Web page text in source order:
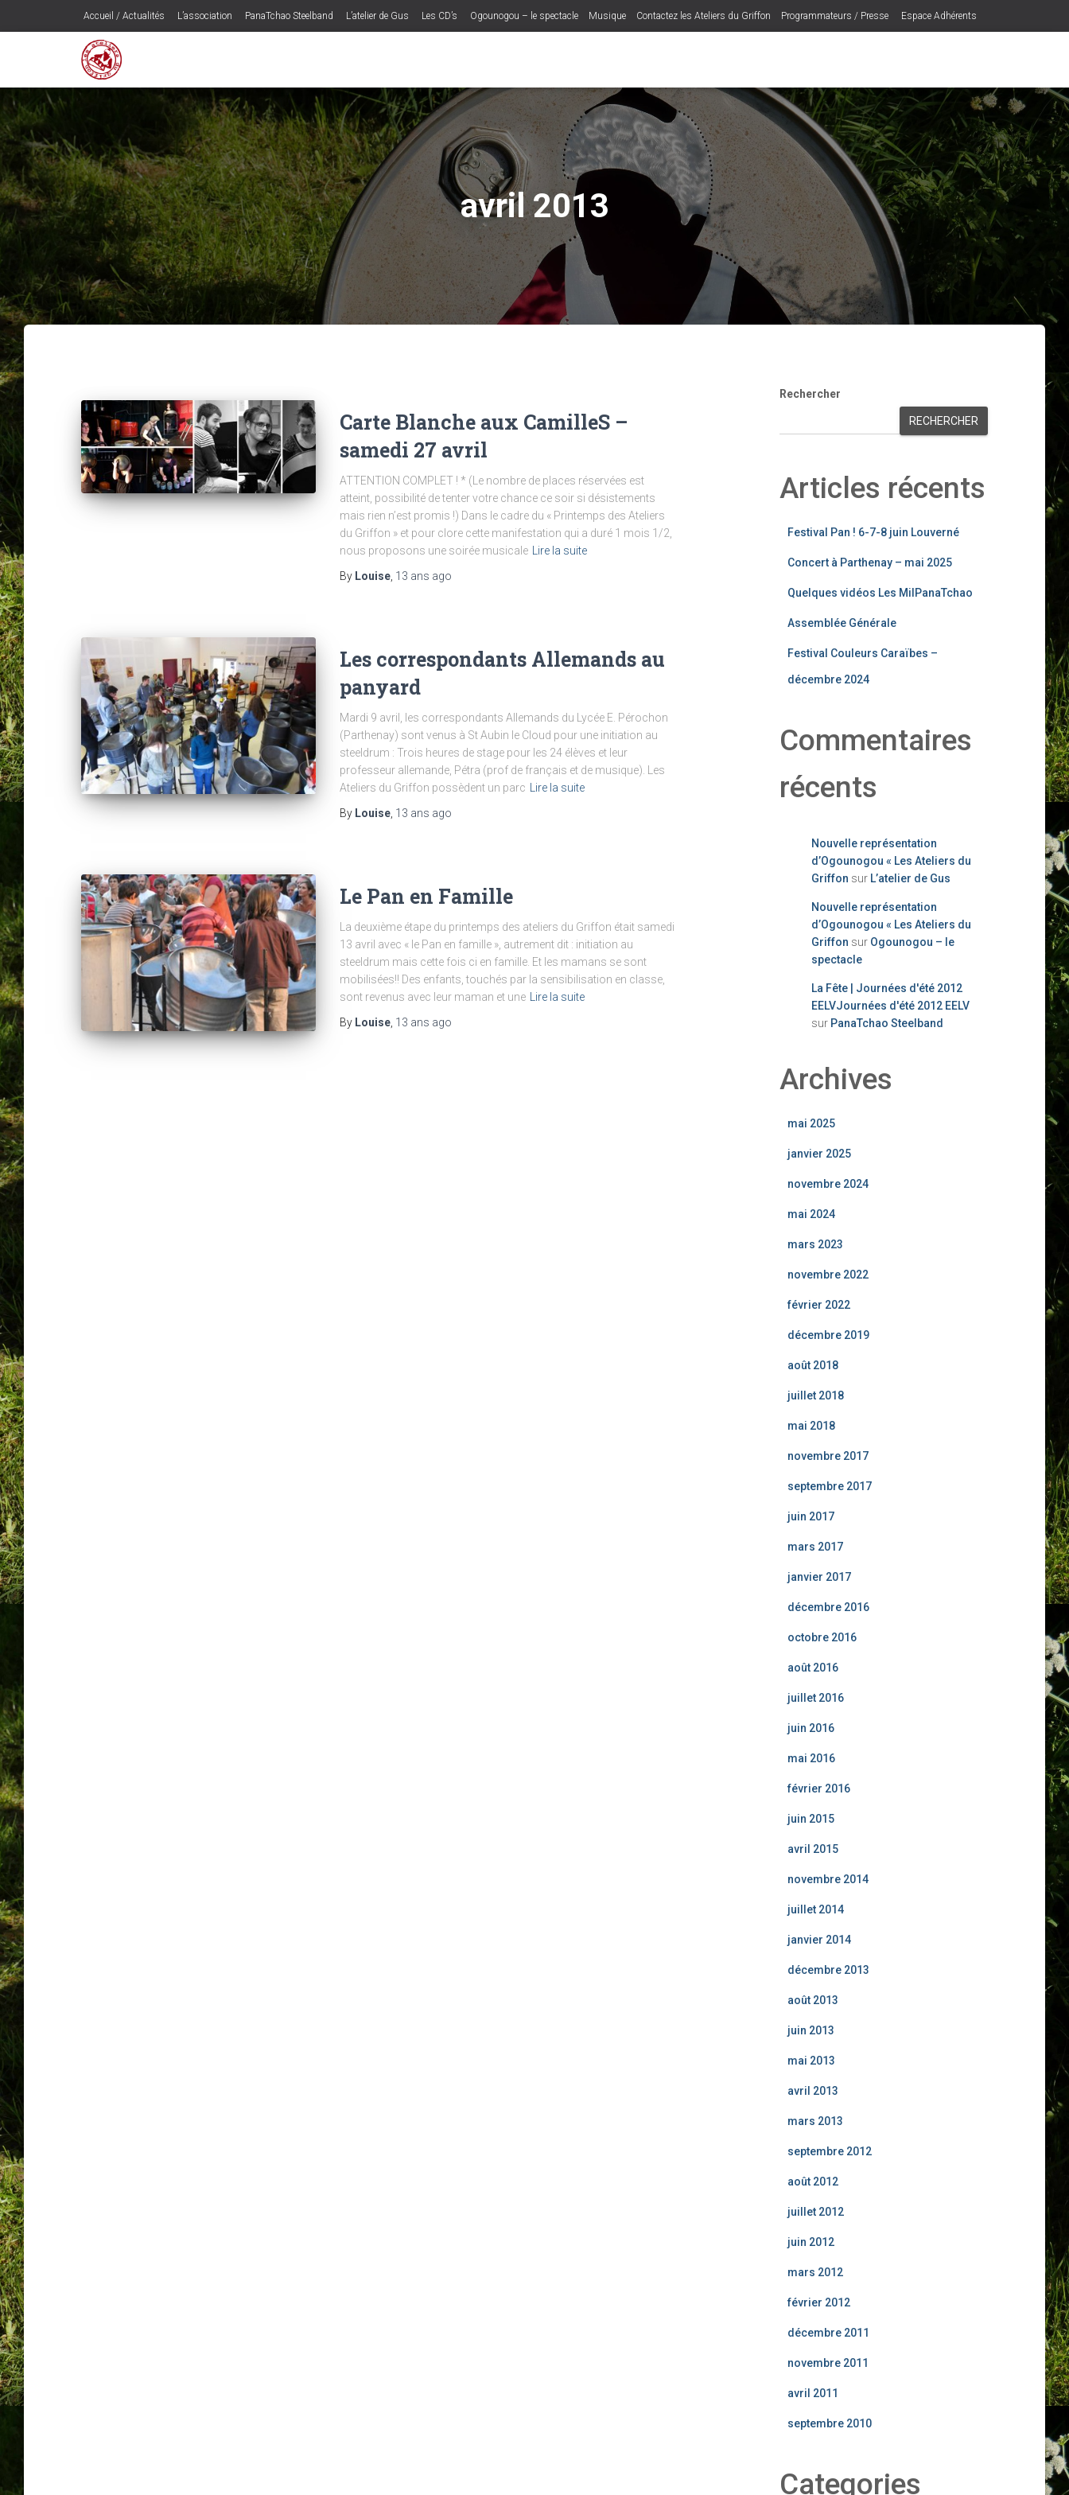
Accueil / Actualités L’association PanaTchao Steelband L’atelier de Gus Les CD’s Ogounogou – le spectacle Musique Contactez les Ateliers du Griffon Programmateurs / Presse Espace Adhérents
avril 2013
Carte Blanche aux CamilleS –
samedi 27 avril
ATTENTION COMPLET ! * (Le nombre de places réservées est
atteint, possibilité de tenter votre chance ce soir si désistements
mais rien n’est promis !) Dans le cadre du « Printemps des Ateliers
du Griffon » et pour clore cette manifestation qui a duré 1 mois 1/2,
nous proposons une soirée musicale
Lire la suite
By Louise 13 ans ago
Les correspondants Allemands au
panyard
Mardi 9 avril, les correspondants Allemands du Lycée E. Pérochon
(Parthenay) sont venus à St Aubin le Cloud pour une initiation au
steeldrum : Trois heures de stage pour les 24 élèves et leur
professeur allemande, Pétra (prof de français et de musique). Les
Ateliers du Griffon possèdent un parc
Lire la suite
By Louise 13 ans ago
Le Pan en Famille
La deuxième étape du printemps des ateliers du Griffon était samedi
13 avril avec « le Pan en famille », autrement dit : initiation au
steeldrum mais cette fois ci en famille. Et les mamans se sont
mobilisées!! Des enfants, touchés par la sensibilisation en classe,
sont revenus avec leur maman et une
Lire la suite
By Louise 13 ans ago
Rechercher
RECHERCHER
Articles récents
Festival Pan ! 6-7-8 juin Louverné
Concert à Parthenay – mai 2025
Quelques vidéos Les MilPanaTchao
Assemblée Générale
Festival Couleurs Caraïbes –
décembre 2024
Commentaires
récents
Nouvelle représentation
d’Ogounogou « Les Ateliers du
Griffon sur L’atelier de Gus
Nouvelle représentation
d’Ogounogou « Les Ateliers du
Griffon sur Ogounogou – le
spectacle
La Fête | Journées d'été 2012
EELVJournées d'été 2012 EELV
sur PanaTchao Steelband
Archives
mai 2025
janvier 2025
novembre 2024
mai 2024
mars 2023
novembre 2022
février 2022
décembre 2019
août 2018
juillet 2018
mai 2018
novembre 2017
septembre 2017
juin 2017
mars 2017
janvier 2017
décembre 2016
octobre 2016
août 2016
juillet 2016
juin 2016
mai 2016
février 2016
juin 2015
avril 2015
novembre 2014
juillet 2014
janvier 2014
décembre 2013
août 2013
juin 2013
mai 2013
avril 2013
mars 2013
septembre 2012
août 2012
juillet 2012
juin 2012
mars 2012
février 2012
décembre 2011
novembre 2011
avril 2011
septembre 2010
Categories